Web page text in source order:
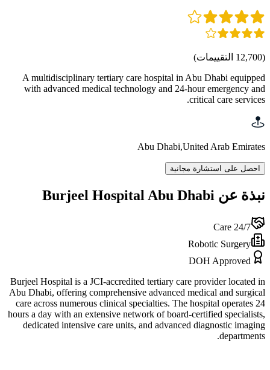
(
12,700 التقييمات)
A multidisciplinary tertiary care hospital in Abu Dhabi equipped
with advanced medical technology and 24-hour emergency and
critical care services.
Abu Dhabi,United Arab Emirates
احصل على استشارة مجانية
نبذة عن Burjeel Hospital Abu Dhabi
24/7 Care
Robotic Surgery
DOH Approved
Burjeel Hospital is a JCI-accredited tertiary care provider located in
Abu Dhabi, offering comprehensive advanced medical and surgical
care across numerous clinical specialties. The hospital operates 24
hours a day with an extensive network of board-certified specialists,
dedicated intensive care units, and advanced diagnostic imaging
departments.